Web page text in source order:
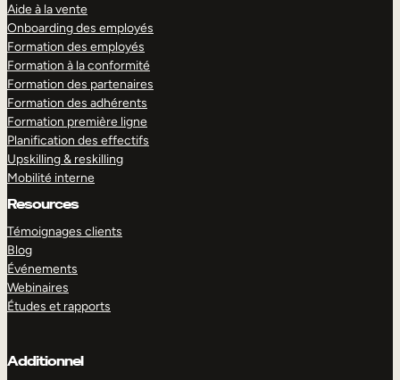
Aide à la vente
Onboarding des employés
Formation des employés
Formation à la conformité
Formation des partenaires
Formation des adhérents
Formation première ligne
Planification des effectifs
Upskilling & reskilling
Mobilité interne
Resources
Témoignages clients
Blog
Événements
Webinaires
Études et rapports
Additionnel